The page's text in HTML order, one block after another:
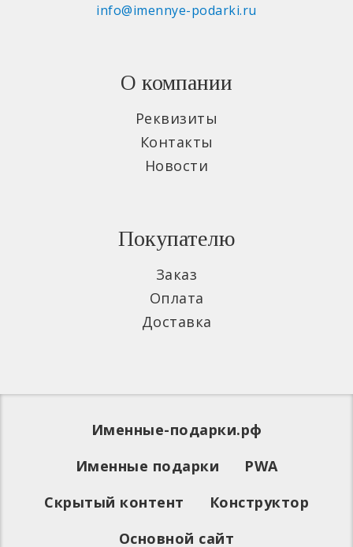
info@imennye-podarki.ru
О компании
Реквизиты
Контакты
Новости
Покупателю
Заказ
Оплата
Доставка
Именные-подарки.рф
Именные подарки
PWA
Скрытый контент
Конструктор
Основной сайт